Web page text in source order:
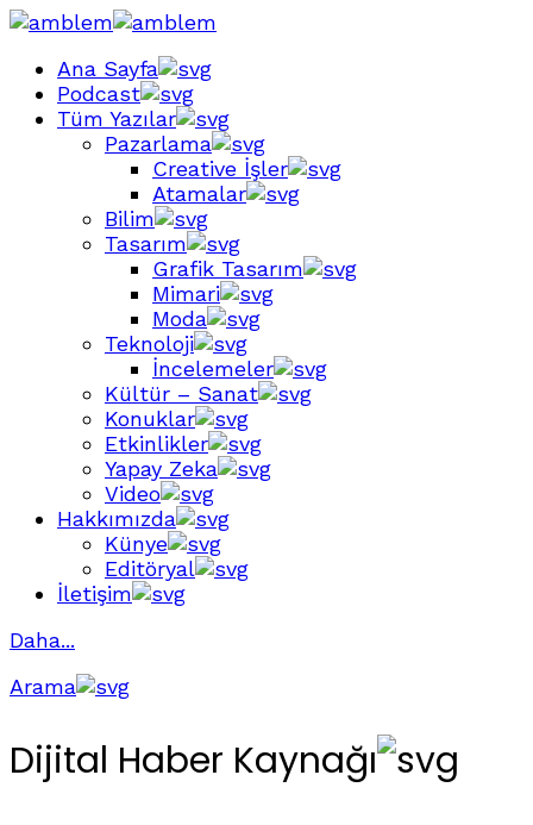
Ana Sayfa
Podcast
Tüm Yazılar
Pazarlama
Creative İşler
Atamalar
Bilim
Tasarım
Grafik Tasarım
Mimari
Moda
Teknoloji
İncelemeler
Kültür – Sanat
Konuklar
Etkinlikler
Yapay Zeka
Video
Hakkımızda
Künye
Editöryal
İletişim
Daha...
Arama
Dijital Haber Kaynağı